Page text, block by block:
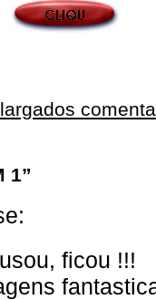
largados
1”
ficou !!!